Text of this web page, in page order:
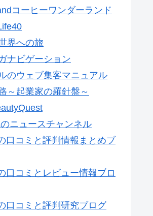
コーヒーワンダーランド
界への旅
ナビゲーション
のウェブ集客マニュアル
～起業家の羅針盤～
ニュースチャンネル
口コミと評判情報まとめブ
口コミとレビュー情報ブロ
口コミと評判研究ブログ